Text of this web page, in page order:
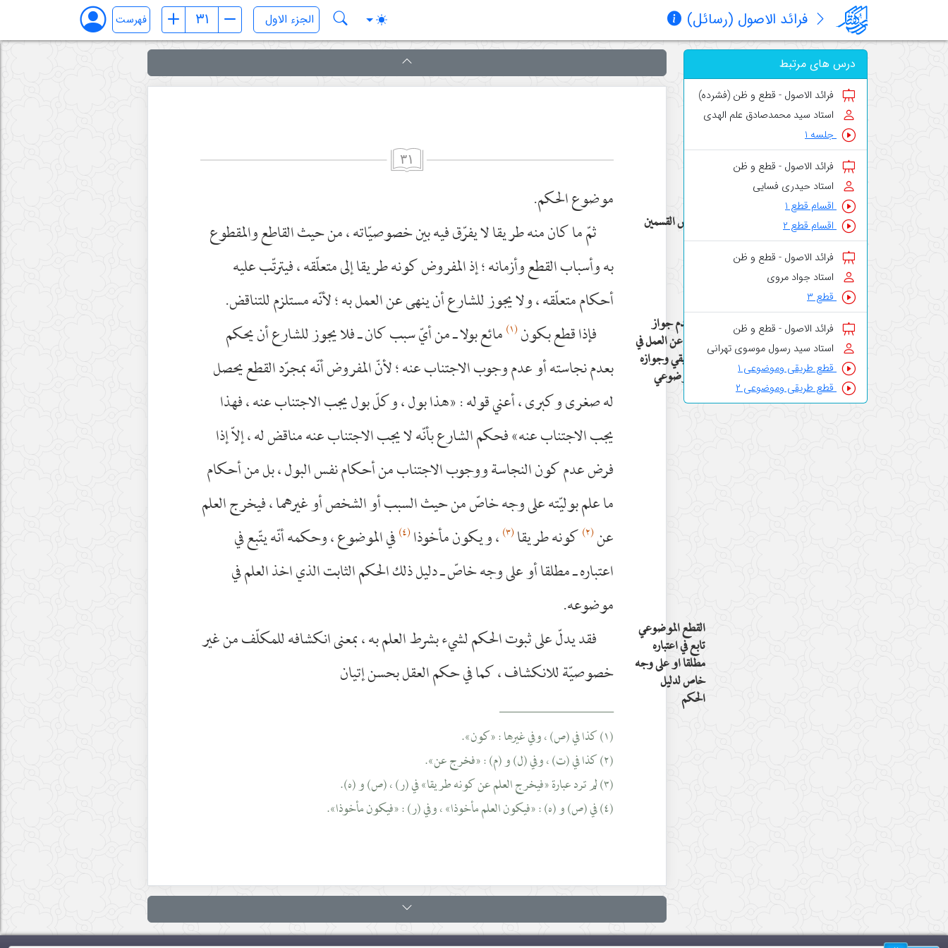
فرائد الاصول (رسائل) فهرست
٣١
موضوع الحكم.
خواص القسمين
ثمّ ما كان منه طريقا لا يفرّق فيه بين خصوصيّاته ، من حيث القاطع والمقطوع
به وأسباب القطع وأزمانه ؛ إذ المفروض كونه طريقا إلى متعلّقه ، فيترتّب عليه
أحكام متعلّقه ، ولا يجوز للشارع أن ينهى عن العمل به ؛ لأنّه مستلزم للتناقض.
١ ـ عدم جواز
النهي عن العمل في
الطريقي وجوازه
في الموضوعي
فإذا قطع بكون(١) مائع بولا ـ من أيّ سبب كان ـ فلا يجوز للشارع أن يحكم
بعدم نجاسته أو عدم وجوب الاجتناب عنه ؛ لأنّ المفروض أنّه بمجرّد القطع يحصل
له صغرى وكبرى ، أعني قوله : «هذا بول ، وكلّ بول يجب الاجتناب عنه ، فهذا
يجب الاجتناب عنه» فحكم الشارع بأنّه لا يجب الاجتناب عنه مناقض له ، إلاّ إذا
فرض عدم كون النجاسة ووجوب الاجتناب من أحكام نفس البول ، بل من أحكام
ما علم بوليّته على وجه خاصّ من حيث السبب أو الشخص أو غيرهما ، فيخرج العلم
عن(٢) كونه طريقا(٣) ، ويكون مأخوذا(٤) في الموضوع ، وحكمه أنّه يتّبع في
اعتباره ـ مطلقا أو على وجه خاصّ ـ دليل ذلك الحكم الثابت الذي اخذ العلم في
موضوعه.
القطع الموضوعي
تابع في اعتباره
مطلقا او على وجه
خاص لدليل
الحكم
فقد يدلّ على ثبوت الحكم لشيء بشرط العلم به ، بمعنى انكشافه للمكلّف من غير
خصوصيّة للانكشاف ، كما في حكم العقل بحسن إتيان
__________________
(١) كذا في (ص) ، وفي غيرها : «كون».
(٢) كذا في (ت) ، وفي (ل) و (م) : «فخرج عن».
(٣) لم ترد عبارة «فيخرج العلم عن كونه طريقا» في (ر) ، (ص) و (ه).
(٤) في (ص) و (ه) : «فيكون العلم مأخوذا» ، وفي (ر) : «فيكون مأخوذا».
درس های مرتبط
فرائد الاصول - قطع و ظن (فشرده)
استاد سید محمدصادق علم الهدی
جلسه ۱
فرائد الاصول - قطع و ظن
استاد حیدری فسایی
اقسام قطع ۱
اقسام قطع ۲
فرائد الاصول - قطع و ظن
استاد جواد مروی
قطع ۳
فرائد الاصول - قطع و ظن
استاد سید رسول موسوی تهرانی
قطع طریقی وموضوعی ۱
قطع طریقی وموضوعی ۲